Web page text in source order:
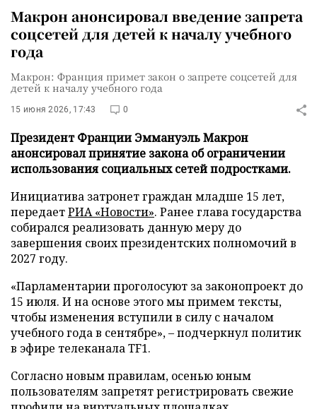
Макрон анонсировал введение запрета
соцсетей для детей к началу учебного
года
Макрон: Франция примет закон о запрете соцсетей для
детей к началу учебного года
15 июня 2026, 17:43 0
Президент Франции Эммануэль Макрон
анонсировал принятие закона об ограничении
использования социальных сетей подростками.
Инициатива затронет граждан младше 15 лет,
передаетРИА «Новости». Ранее глава государства
собирался реализовать данную меру до
завершения своих президентских полномочий в
2027 году.
«Парламентарии проголосуют за законопроект до
15 июля. И на основе этого мы примем тексты,
чтобы изменения вступили в силу с началом
учебного года в сентябре», – подчеркнул политик
в эфире телеканала TF1.
Согласно новым правилам, осенью юным
пользователям запретят регистрировать свежие